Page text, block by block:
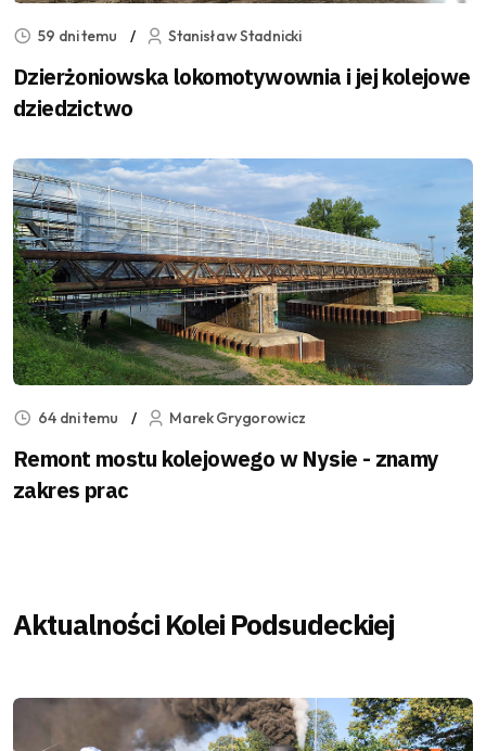
59 dni temu Stanisław Stadnicki
Dzierżoniowska lokomotywownia i jej kolejowe
dziedzictwo
64 dni temu Marek Grygorowicz
Remont mostu kolejowego w Nysie - znamy
zakres prac
Aktualności Kolei Podsudeckiej